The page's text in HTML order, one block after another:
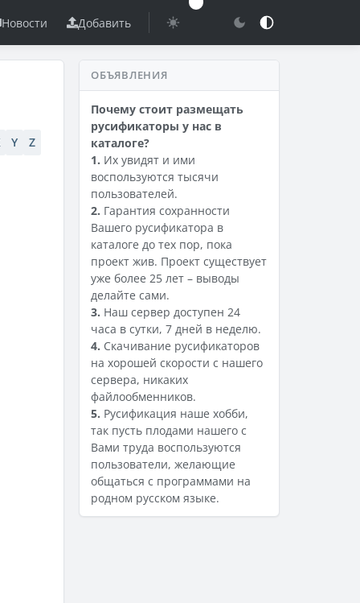
Новости Добавить
Y
Z
ОБЪЯВЛЕНИЯ
Почему стоит размещать
русификаторы у нас в
каталоге?
1. Их увидят и ими
воспользуются тысячи
пользователей.
2. Гарантия сохранности
Вашего русификатора в
каталоге до тех пор, пока
проект жив. Проект существует
уже более 25 лет – выводы
делайте сами.
3. Наш сервер доступен 24
часа в сутки, 7 дней в неделю.
4. Скачивание русификаторов
на хорошей скорости с нашего
сервера, никаких
файлообменников.
5. Русификация наше хобби,
так пусть плодами нашего с
Вами труда воспользуются
пользователи, желающие
общаться с программами на
родном русском языке.